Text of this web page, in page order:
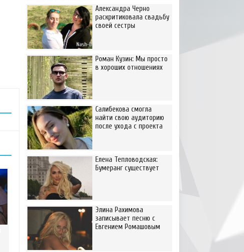
Александра Черно
раскритиковала свадьбу
своей сестры
Роман Кузин: Мы просто
в хороших отношениях
Салибекова смогла
найти свою аудиторию
после ухода с проекта
Елена Тепловодская:
Бумеранг существует
Элина Рахимова
записывает песню с
Евгением Ромашовым